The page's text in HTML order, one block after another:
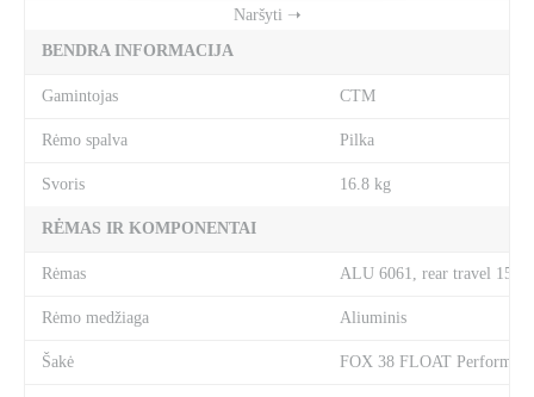
BENDRA INFORMACIJA
Gamintojas CTM
Rėmo spalva Pilka
Svoris 16.8 kg
RĖMAS IR KOMPONENTAI
Rėmas ALU 6061, rear travel 155
Rėmo medžiaga Aliuminis
Šakė FOX 38 FLOAT